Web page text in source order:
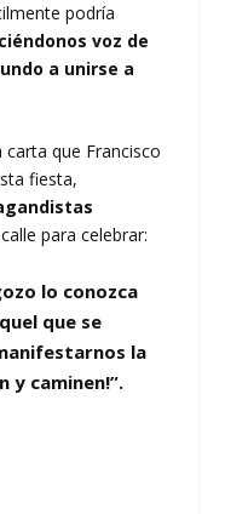
podría
voz de
a unirse a
carta que Francisco
fiesta,
para celebrar:
lo conozca
que se
la
y caminen!”.